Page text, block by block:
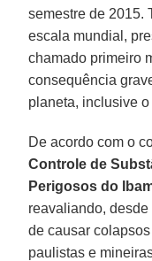
semestre de 2015.
escala mundial,
chamado primeiro
consequência
planeta, inclusive o
De acordo com o
Controle de
Perigosos do
reavaliando,
de causar
paulistas e